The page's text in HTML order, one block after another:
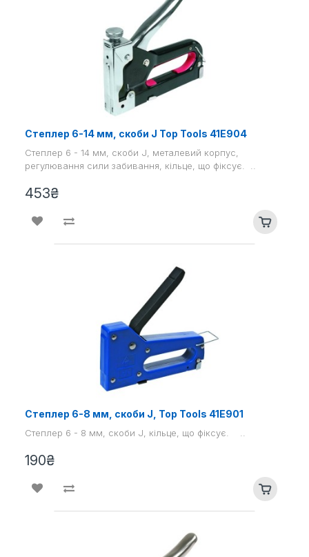
Степлер 6-14 мм, скоби J Top Tools 41E904
Степлер 6 - 14 мм, скоби J, металевий корпус,
регулювання сили забивання, кільце, що фіксує. ..
453₴
Степлер 6-8 мм, скоби J, Top Tools 41E901
Степлер 6 - 8 мм, скоби J, кільце, що фіксує. ..
190₴